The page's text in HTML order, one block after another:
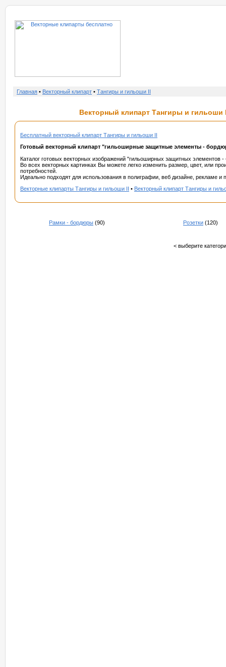
Главная • Векторный клипарт • Тангиры и гильоши II
Векторный клипарт Тангиры и гильоши
Бесплатный векторный клипарт Тангиры и гильоши II
Готовый векторный клипарт "гильоширные защитные элементы -
Каталог готовых векторных изображений "гильоширных защитных элементов -
Во всех векторных картинках Вы можете легко изменить размер, цвет, или
потребностей.
Идеально подходят для использования в полиграфии, веб дизайне, рекламе и
Векторные клипарты Тангиры и гильоши II
• Векторный клипарт Тангиры и
Рамки - бордюры (90) Розетки (120)
< выберите